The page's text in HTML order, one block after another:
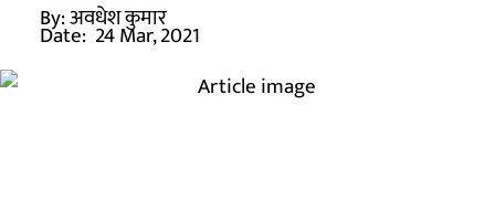
By:अवधेश कुमार
Date: 24 Mar, 2021